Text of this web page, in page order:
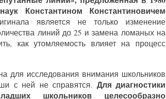
Константином Константиновичем
является не только изменение
линий до 25 и замена ломаных на
как утомляемость влияет на процесс
для исследования внимания школьников
с ней не справятся. Для диагностики
школьников целесообразно